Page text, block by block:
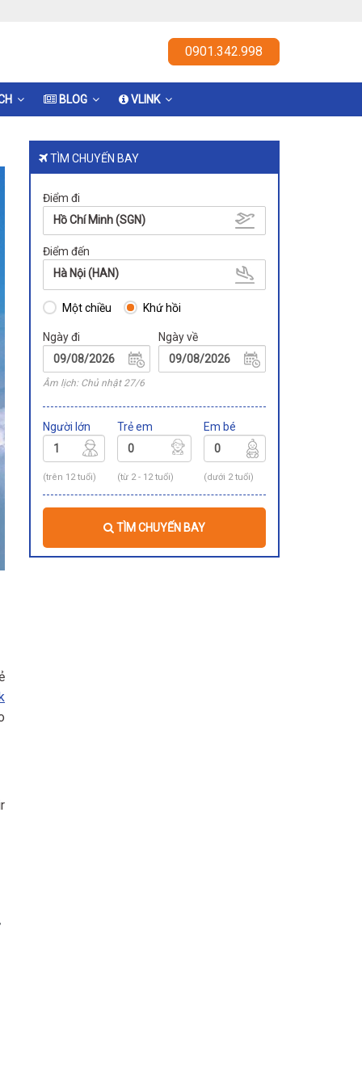
0901.342.998
BLOG VLINK
TÌM CHUYẾN BAY
Điểm đi
Hồ Chí Minh (SGN)
Điểm đến
Hà Nội (HAN)
Một chiều Khứ hồi
Ngày đi
Âm lịch: Chủ nhật 27/6
Ngày về
Người lớn
(trên 12 tuổi)
Trẻ em
(từ 2 - 12 tuổi)
Em bé
(dưới 2 tuổi)
TÌM CHUYẾN BAY